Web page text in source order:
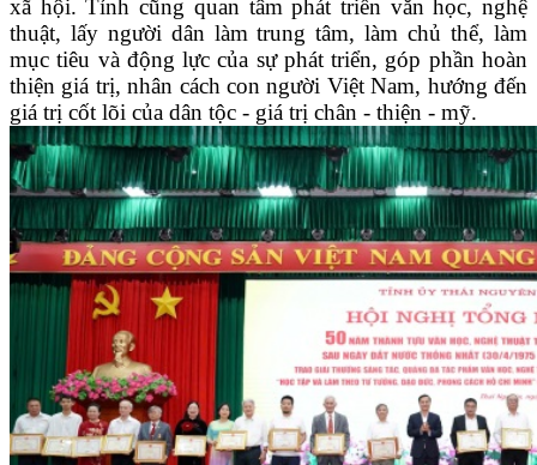
xã hội. Tỉnh cũng quan tâm phát triển văn học, nghệ
thuật, lấy người dân làm trung tâm, làm chủ thể, làm
mục tiêu và động lực của sự phát triển, góp phần hoàn
thiện giá trị, nhân cách con người Việt Nam, hướng đến
giá trị cốt lõi của dân tộc - giá trị chân - thiện - mỹ.